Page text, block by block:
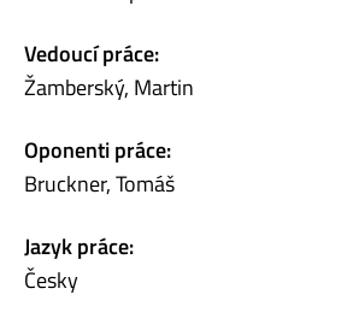
Vedoucí práce:
Žamberský, Martin
Oponenti práce:
Bruckner, Tomáš
Jazyk práce:
Česky